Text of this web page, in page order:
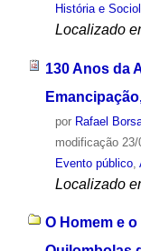
História e
Localizado
130 Anos da
por Rafael
modificação23/
Evento público,
Localizado
O Homem e